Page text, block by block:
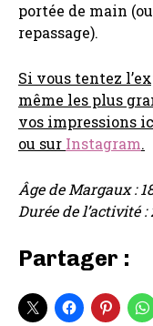
portée de main
repassage).
Si vous tentez
même les plus
vos impressions
ou sur Instagram.
Âge de Margaux :
Durée de l’activité
Partager :